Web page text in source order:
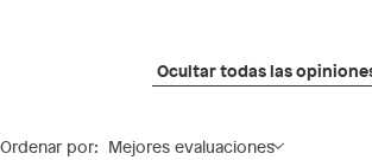
Ocultar todas las
Ordenar por: Mejores evaluaciones